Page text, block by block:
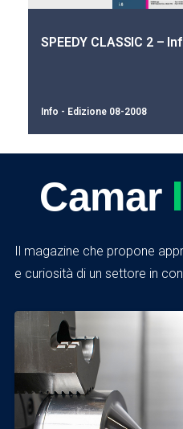
SPEEDY CLASSIC 2 –
Info - Edizione 08-2008
Camar
Il magazine che propone
e curiosità di un settore in